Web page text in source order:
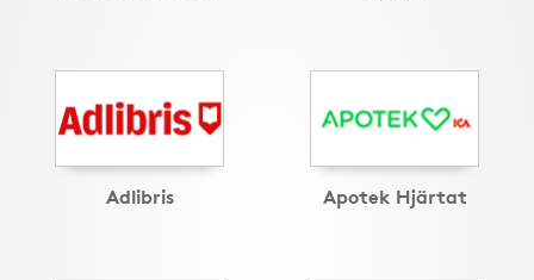
Adlibris Apotek Hjärtat